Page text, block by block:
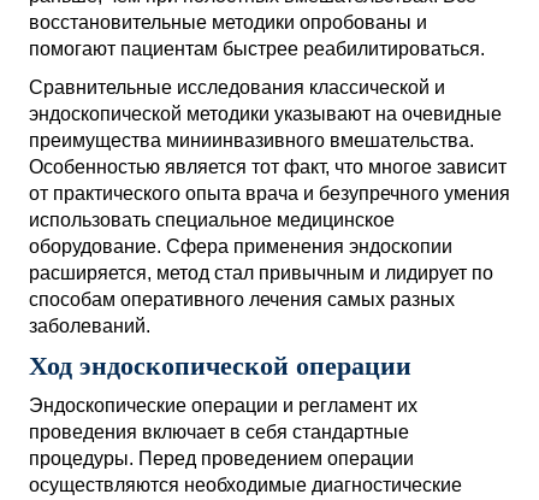
восстановительные методики опробованы и
помогают пациентам быстрее реабилитироваться.
Сравнительные исследования классической и
эндоскопической методики указывают на очевидные
преимущества миниинвазивного вмешательства.
Особенностью является тот факт, что многое зависит
от практического опыта врача и безупречного умения
использовать специальное медицинское
оборудование. Сфера применения эндоскопии
расширяется, метод стал привычным и лидирует по
способам оперативного лечения самых разных
заболеваний.
Ход эндоскопической операции
Эндоскопические операции и регламент их
проведения включает в себя стандартные
процедуры. Перед проведением операции
осуществляются необходимые диагностические